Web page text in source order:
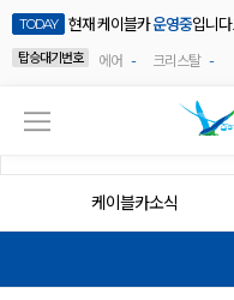
TODAY 현재 케이블카운영중입니다.
탑승대기번호
에어 - 크리스탈 -
케이블카소식